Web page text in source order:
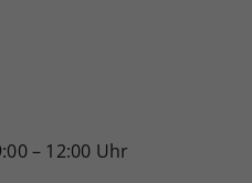
– 12:00 Uhr